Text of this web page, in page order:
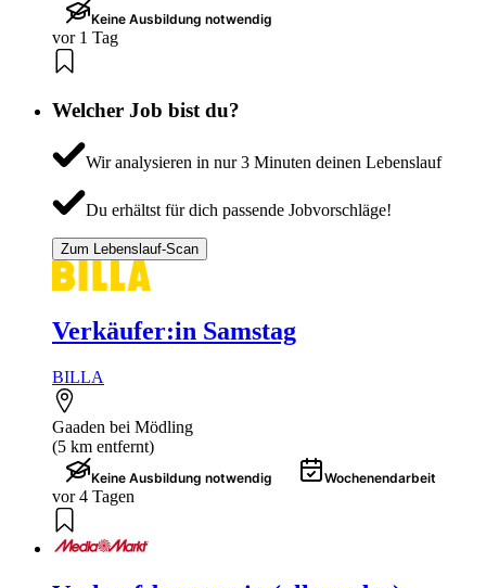
Keine Ausbildung notwendig
vor 1 Tag
Welcher Job bist du?
Wir analysieren in nur 3 Minuten deinen Lebenslauf
Du erhältst für dich passende Jobvorschläge!
Zum Lebenslauf-Scan
Verkäufer:in Samstag
BILLA
Gaaden bei Mödling
(5 km entfernt)
Keine Ausbildung notwendig Wochenendarbeit
vor 4 Tagen